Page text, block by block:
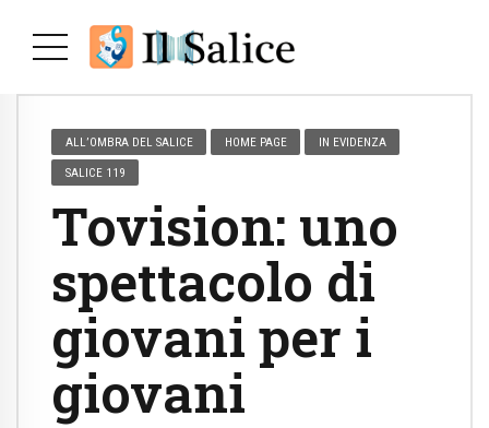
ALL’OMBRA DEL SALICE HOME PAGE IN EVIDENZA
SALICE 119
Tovision: uno
spettacolo di
giovani per i
giovani